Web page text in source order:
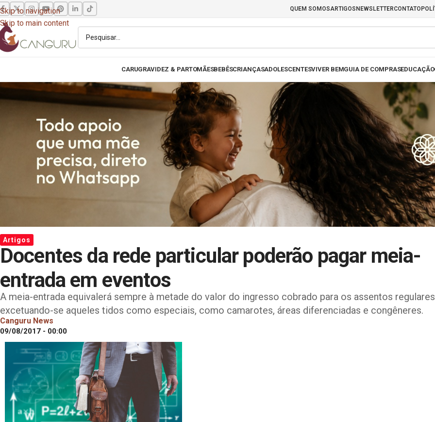
Skip to navigation
Skip to main content
QUEM SOMOSARTIGOS NEWSLETTERCONTATO
CARUGRAVIDEZ & PARTOMÃESBEBÊSCRIANÇASADOLESCENTESVIVER BEMGUIA DE COMPRASEDUCAÇÃO
Artigos
Docentes da rede particular poderão pagar meia-
entrada em eventos
A meia-entrada equivalerá sempre à metade do valor do ingresso cobrado para os assentos
excetuando-se aqueles tidos como especiais, como camarotes, áreas diferenciadas e congêneres.
Canguru News
09/08/2017 - 00:00